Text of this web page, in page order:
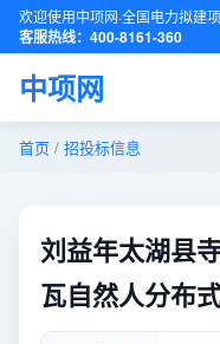
欢迎使用中项网·全国电力拟建
客服热线：400-8161-360
中项网
首页 / 招投标信息
刘益年太湖县
瓦自然人分布